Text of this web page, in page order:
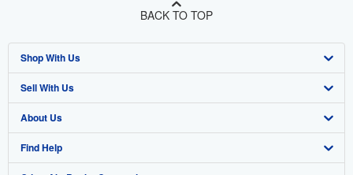
BACK TO TOP
Shop With Us
Advanced Search
Browse Collections
My Account
Sell With Us
Start Selling
Join Our Affiliate Program
About Us
About AbeBooks
Find Help